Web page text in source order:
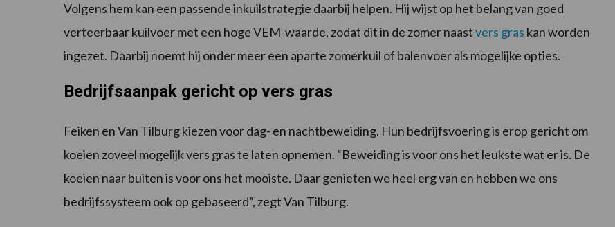
Volgens hem kan een passende inkuilstrategie daarbij helpen. Hij wijst op het belang van goed
verteerbaar kuilvoer met een hoge VEM-waarde, zodat dit in de zomer naastvers gras kan worden
ingezet. Daarbij noemt hij onder meer een aparte zomerkuil of balenvoer als mogelijke opties.
Bedrijfsaanpak gericht op vers gras
Feiken en Van Tilburg kiezen voor dag- en nachtbeweiding. Hun bedrijfsvoering is erop gericht om
koeien zoveel mogelijk vers gras te laten opnemen. “Beweiding is voor ons het leukste wat er is. De
koeien naar buiten is voor ons het mooiste. Daar genieten we heel erg van en hebben we ons
bedrijfssysteem ook op gebaseerd”, zegt Van Tilburg.